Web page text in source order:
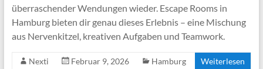
überraschender Wendungen wieder. Escape Rooms in
Hamburg bieten dir genau dieses Erlebnis – eine Mischung
aus Nervenkitzel, kreativen Aufgaben und Teamwork.
Nexti Februar 9, 2026 Hamburg Weiterlesen